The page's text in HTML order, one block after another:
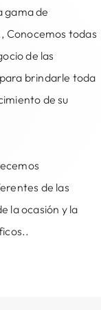
gama de
Conocemos todas
de las
brindarle toda
de su
de las
la ocasión y la